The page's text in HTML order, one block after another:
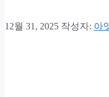
12월 31, 2025 작성자: 아